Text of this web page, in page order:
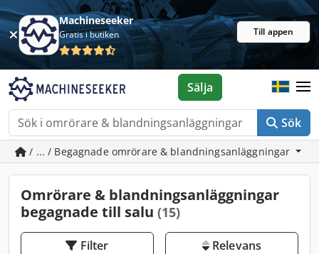
Machineseeker
Gratis i butiken Till appen
Sök
Sälja
/ ... / Begagnade omrörare & blandningsanläggningar
Omrörare & blandningsanläggningar
begagnade till salu (15)
Filter Relevans